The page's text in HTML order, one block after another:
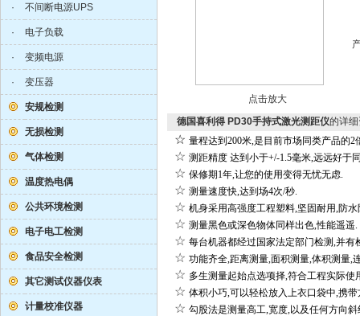
· 不间断电源UPS
· 电子负载
· 变频电源
· 变压器
安规检测
无损检测
气体检测
温度热电偶
公共环境检测
电子电工检测
食品安全检测
其它测试仪器仪表
计量校准仪器
点击放大
德国喜利得 PD30手持式激光测距仪的详
☆ 量程达到 200米,是目前市场同类产品的2
☆ 测距精度 达到小于+/-1.5毫米,远远好于
☆ 保修期1年,让您的使用变得无忧无虑.
☆ 测量速度快,达到场4次/秒.
☆ 机身采用高强度工程塑料,坚固耐用,防水
☆ 测量黑色或深色物体同样出色,性能遥遥.
☆ 每台机器都经过国家法定部门检测,并有
☆ 功能齐全,距离测量,面积测量,体积测量,
☆ 多生测量起始点选项择,符合工程实际使
☆ 体积小巧,可以轻松放入上衣口袋中,携带
☆ 勾股法是测量高工,宽度,以及任何方向